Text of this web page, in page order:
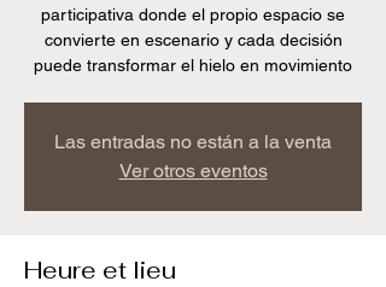
participativa donde el propio espacio se
convierte en escenario y cada decisión
Las entradas no están a la venta
Ver otros eventos
Heure et lieu